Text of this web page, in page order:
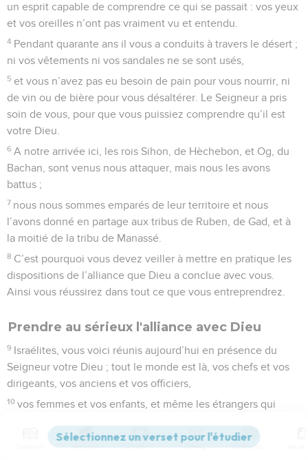
un esprit capable de comprendre ce qui se passait : vos yeux
et vos oreilles n’ont pas vraiment vu et entendu.
4 Pendant quarante ans il vous a conduits à travers le désert ;
ni vos vêtements ni vos sandales ne se sont usés,
5 et vous n’avez pas eu besoin de pain pour vous nourrir, ni
de vin ou de bière pour vous désaltérer. Le Seigneur a pris
soin de vous, pour que vous puissiez comprendre qu’il est
votre Dieu.
6 A notre arrivée ici, les rois Sihon, de Hèchebon, et Og, du
Bachan, sont venus nous attaquer, mais nous les avons
battus ;
7 nous nous sommes emparés de leur territoire et nous
l’avons donné en partage aux tribus de Ruben, de Gad, et à
la moitié de la tribu de Manassé.
8 C’est pourquoi vous devez veiller à mettre en pratique les
dispositions de l’alliance que Dieu a conclue avec vous.
Ainsi vous réussirez dans tout ce que vous entreprendrez.
Prendre au sérieux l'alliance avec Dieu
9 Israélites, vous voici réunis aujourd’hui en présence du
Seigneur votre Dieu ; tout le monde est là, vos chefs et vos
dirigeants, vos anciens et vos officiers,
10 vos femmes et vos enfants, et même les étrangers qui
couper du bois ou de puiser de l’eau pour vous.
Versions Commentaires Strong